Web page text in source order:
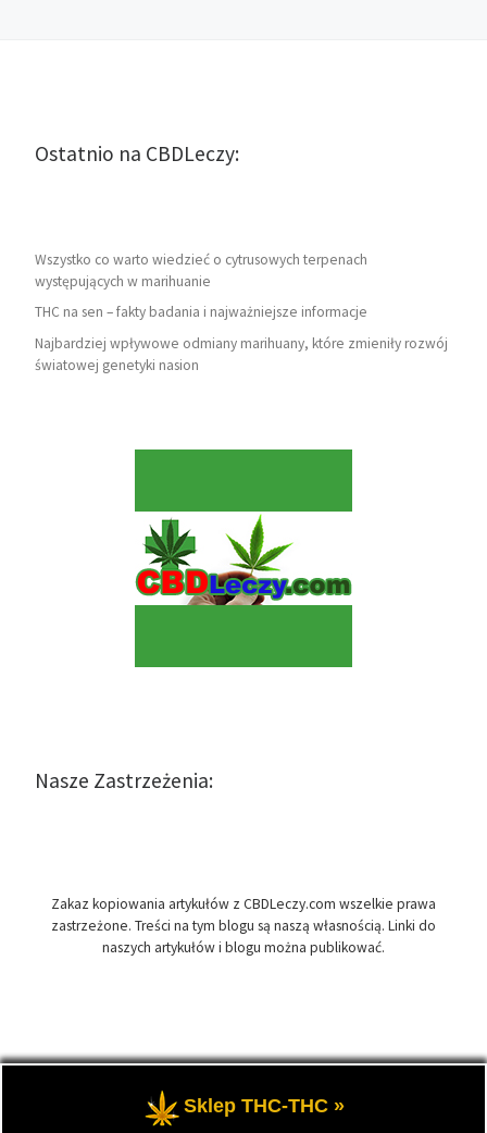
Ostatnio na CBDLeczy:
Wszystko co warto wiedzieć o cytrusowych terpenach
występujących w marihuanie
THC na sen – fakty badania i najważniejsze informacje
Najbardziej wpływowe odmiany marihuany, które zmieniły rozwój
światowej genetyki nasion
Nasze Zastrzeżenia:
Zakaz kopiowania artykułów z CBDLeczy.com wszelkie prawa
zastrzeżone. Treści na tym blogu są naszą własnością. Linki do
naszych artykułów i blogu można publikować.
CBDLeczy.com – Wszelkie prawa zastrzeżone
marihuana i olej CBD-RSO w medycynie.
Sklep THC-THC »